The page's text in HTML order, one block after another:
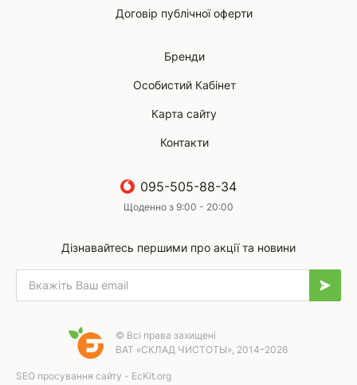
Договір публічної оферти
Бренди
Особистий Кабінет
Карта сайту
Контакти
095-505-88-34
Щоденно з 9:00 - 20:00
Дізнавайтесь першими про акції та новини
© Всі права захищені
ВАТ «СКЛАД ЧИСТОТЫ», 2014–2026
SEO просування сайту - EcKit.org